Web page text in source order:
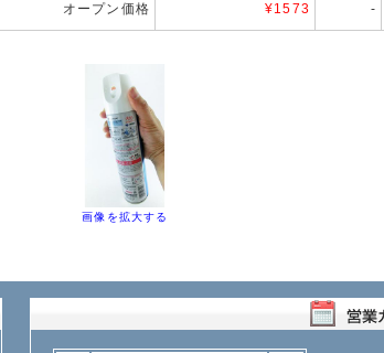
オープン価格 ¥1573 -
画像を拡大する